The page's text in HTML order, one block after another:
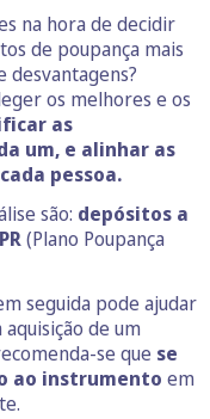
na hora de decidir
de poupança mais
desvantagens?
os melhores e os
as
um, e alinhar as
pessoa.
são: depósitos a
(Plano Poupança
seguida pode ajudar
de um
se que se
ao instrumento em